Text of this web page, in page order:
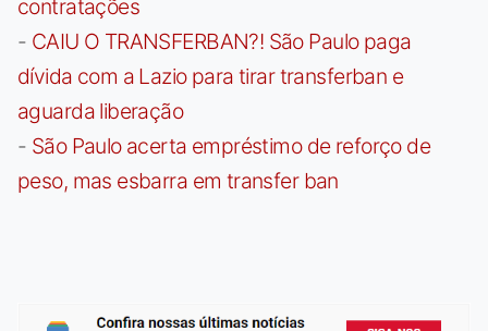
contratações
- CAIU O TRANSFERBAN?! São Paulo paga
dívida com a Lazio para tirar transferban e
aguarda liberação
- São Paulo acerta empréstimo de reforço de
peso, mas esbarra em transfer ban